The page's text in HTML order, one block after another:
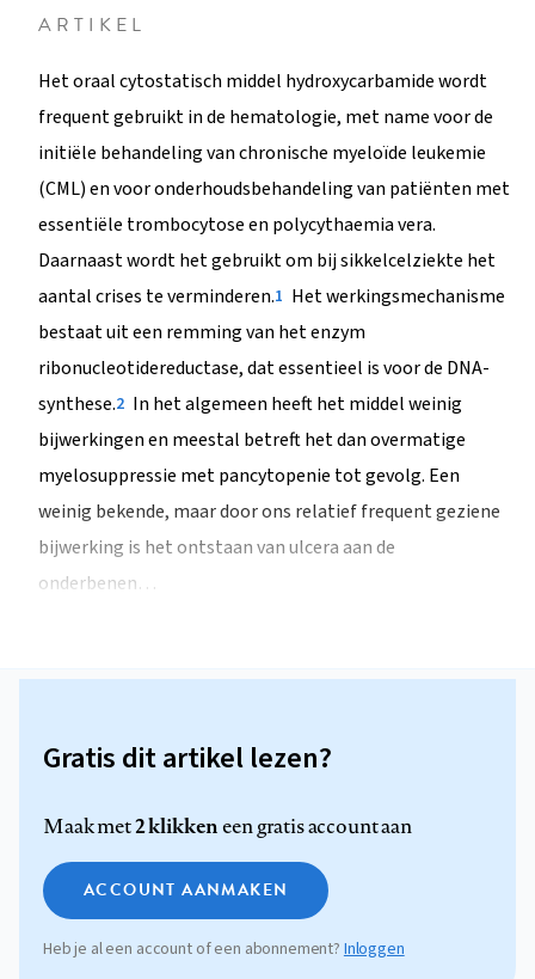
ARTIKEL
Het oraal cytostatisch middel hydroxycarbamide wordt
frequent gebruikt in de hematologie, met name voor de
initiële behandeling van chronische myeloïde leukemie
(CML) en voor onderhoudsbehandeling van patiënten met
essentiële trombocytose en polycythaemia vera.
Daarnaast wordt het gebruikt om bij sikkelcelziekte het
aantal crises te verminderen.1 Het werkingsmechanisme
bestaat uit een remming van het enzym
ribonucleotidereductase, dat essentieel is voor de DNA-
synthese.2 In het algemeen heeft het middel weinig
bijwerkingen en meestal betreft het dan overmatige
myelosuppressie met pancytopenie tot gevolg. Een
weinig bekende, maar door ons relatief frequent geziene
bijwerking is het ontstaan van ulcera aan de
onderbenen…
Gratis dit artikel lezen?
Maak met2 klikkeneen gratis account aan
ACCOUNT AANMAKEN
Heb je al een account of een abonnement? Inloggen